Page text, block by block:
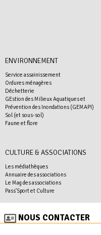
ENVIRONNEMENT
Service assainissement
Ordures ménagères
Déchetterie
GEstion des Milieux Aquatiques et
Prévention des Inondations (GEMAPI)
Sol (et sous-sol)
Faune et flore
CULTURE & ASSOCIATIONS
Les médiathèques
Annuaire des associations
Le Mag des associations
Pass'Sport et Culture
NOUS CONTACTER